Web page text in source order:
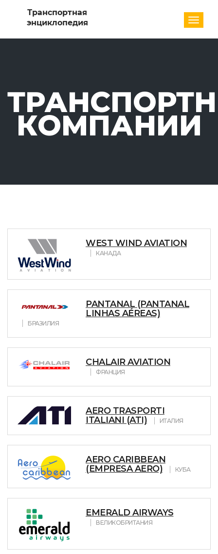
КОМПАНИИ
WEST WIND AVIATION
КАНАДА
PANTANAL (PANTANAL
LINHAS AÉREAS)
БРАЗИЛИЯ
CHALAIR AVIATION
ФРАНЦИЯ
AERO TRASPORTI
ITALIANI (ATI)
ИТАЛИЯ
AERO CARIBBEAN
(EMPRESA AERO)
КУБА
EMERALD AIRWAYS
ВЕЛИКОБРИТАНИЯ